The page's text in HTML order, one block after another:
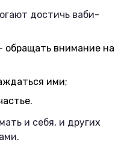
достичь ваби-
обращать внимание на
ими;
и себя, и других